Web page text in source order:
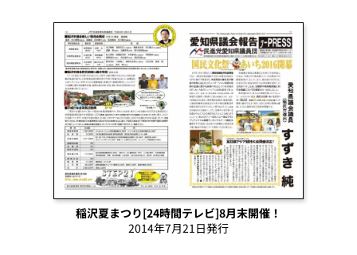
稲沢夏まつり[24時間テレビ]8月末開催！
2014年7月21日発行